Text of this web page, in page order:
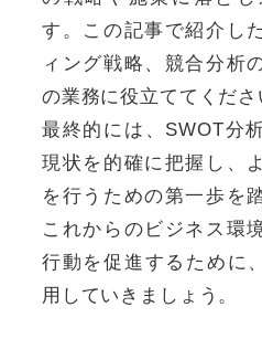
す。この記事で紹介し
ィング戦略、競合分析
の業務に役立ててくださ
最終的には、SWOT分
現状を的確に把握し、
を行うための第一歩を
これからのビジネス環
行動を促進するために
用していきましょう。